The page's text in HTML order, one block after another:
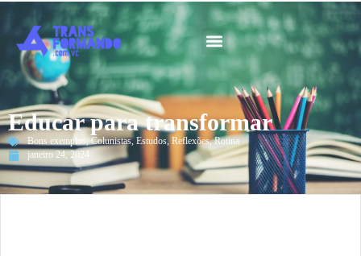
Educar para transformar
Bons exemplos,Colunistas, Estudos, Reflexões,Rotina
janeiro 24, 2024